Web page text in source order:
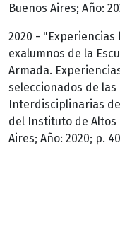
Buenos Aires; Año:
2020 -
exalumnos de la
Armada.
seleccionados de las
Interdisciplinarias
del Instituto de Altos
Aires; Año: 2020; p.